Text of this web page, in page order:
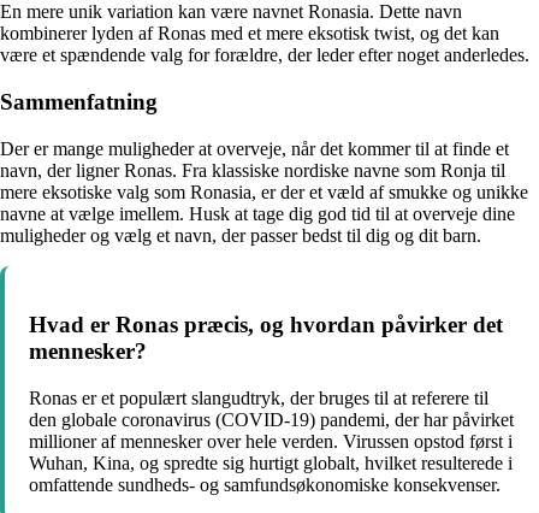
En mere unik variation kan være navnet Ronasia. Dette navn
kombinerer lyden af Ronas med et mere eksotisk twist, og det kan
være et spændende valg for forældre, der leder efter noget anderledes.
Sammenfatning
Der er mange muligheder at overveje, når det kommer til at finde et
navn, der ligner Ronas. Fra klassiske nordiske navne som Ronja til
mere eksotiske valg som Ronasia, er der et væld af smukke og unikke
navne at vælge imellem. Husk at tage dig god tid til at overveje dine
muligheder og vælg et navn, der passer bedst til dig og dit barn.
Hvad er Ronas præcis, og hvordan påvirker det
mennesker?
Ronas er et populært slangudtryk, der bruges til at referere til
den globale coronavirus (COVID-19) pandemi, der har påvirket
millioner af mennesker over hele verden. Virussen opstod først i
Wuhan, Kina, og spredte sig hurtigt globalt, hvilket resulterede i
omfattende sundheds- og samfundsøkonomiske konsekvenser.